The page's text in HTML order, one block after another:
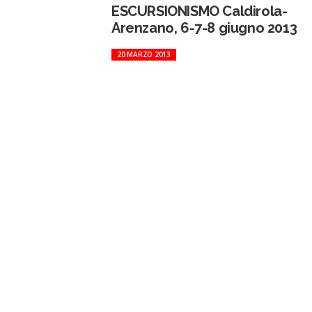
ESCURSIONISMO Caldirola-
Arenzano, 6-7-8 giugno 2013
20 MARZO 2013